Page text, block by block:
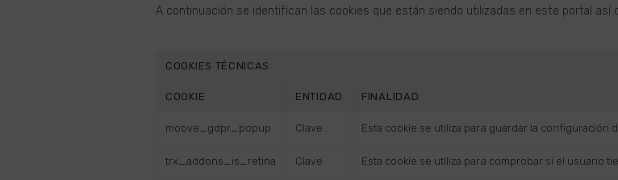
A continuación se identifican las cookies que están siendo utilizadas en este portal así
COOKIES TÉCNICAS
COOKIE ENTIDAD FINALIDAD
moove_gdpr_popup Clave Esta cookie se utiliza para guardar la configuración
trx_addons_is_retina Clave Esta cookie se utiliza para comprobar si el usuario